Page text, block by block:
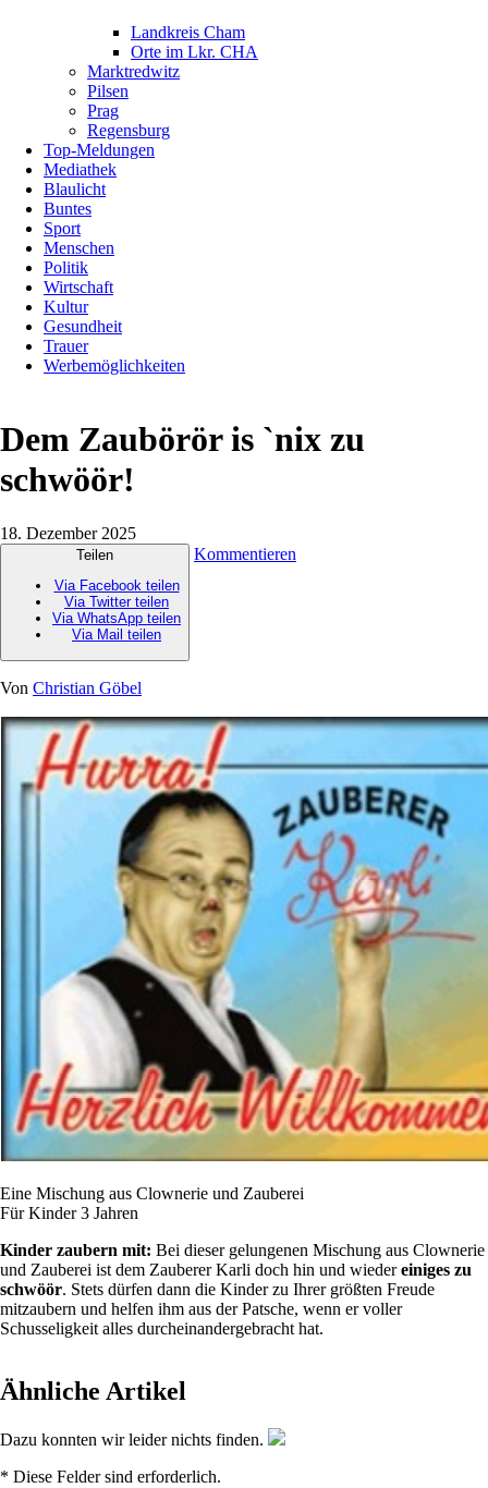
Landkreis Cham
Orte im Lkr. CHA
Marktredwitz
Pilsen
Prag
Regensburg
Top-Meldungen
Mediathek
Blaulicht
Buntes
Sport
Menschen
Politik
Wirtschaft
Kultur
Gesundheit
Trauer
Werbemöglichkeiten
Dem Zaubörör is `nix zu
schwöör!
18. Dezember 2025
Teilen
Via Facebook teilen
Via Twitter teilen
Via WhatsApp teilen
Via Mail teilen
Kommentieren
Von Christian Göbel
Eine Mischung aus Clownerie und Zauberei
Für Kinder 3 Jahren
Kinder zaubern mit: Bei dieser gelungenen Mischung aus Clownerie
und Zauberei ist dem Zauberer Karli doch hin und wiedereiniges zu
schwöör. Stets dürfen dann die Kinder zu Ihrer größten Freude
mitzaubern und helfen ihm aus der Patsche, wenn er voller
Schusseligkeit alles durcheinandergebracht hat.
Ähnliche Artikel
Dazu konnten wir leider nichts finden.
* Diese Felder sind erforderlich.